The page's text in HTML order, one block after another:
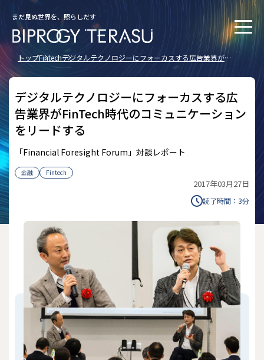
まだ見ぬ世界を、照らしだす
トップFintechデジタルテクノロジーにフォーカスする広告業界が
FinTech時代のコミュニケーションをリードする
デジタルテクノロジーにフォーカスする広
告業界がFinTech時代のコミュニケーション
をリードする
「Financial Foresight Forum」対談レポート
金融 Fintech
2017年03月27日
読了時間： 3分